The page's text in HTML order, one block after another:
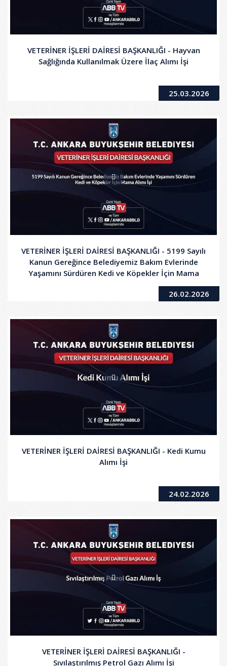
VETERİNER İŞLERİ DAİRESİ BAŞKANLIĞI - Hayvan
Sağlığında Kullanılmak Üzere İlaç Alımı İşi
25.03.2026
VETERİNER İŞLERİ DAİRESİ BAŞKANLIĞI - 5199 Sayılı
Kanun Gereğince Belediyemiz Bakım Evlerinde
Yaşamını Sürdüren Kedi ve Köpekler İçin Mama
26.02.2026
VETERİNER İŞLERİ DAİRESİ BAŞKANLIĞI - Kedi Kumu
Alımı İşi
24.02.2026
VETERİNER İŞLERİ DAİRESİ BAŞKANLIĞI -
Sıvılaştırılmış Petrol Gazı Alımı İşi